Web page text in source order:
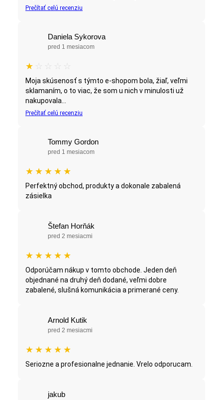
Prečítať celú recenziu
Daniela Sykorova
pred 1 mesiacom
★ ☆ ☆ ☆ ☆
Moja skúsenosť s týmto e-shopom bola, žiaľ, veľmi
sklamaním, o to viac, že som u nich v minulosti už
nakupovala...
Prečítať celú recenziu
Tommy Gordon
pred 1 mesiacom
★ ★ ★ ★ ★
Perfektný obchod, produkty a dokonale zabalená
zásielka
Štefan Horňák
pred 2 mesiacmi
★ ★ ★ ★ ★
Odporúčam nákup v tomto obchode. Jeden deň
objednané na druhý deň dodané, veľmi dobre
zabalené, slušná komunikácia a primerané ceny.
Arnold Kutik
pred 2 mesiacmi
★ ★ ★ ★ ★
Seriozne a profesionalne jednanie. Vrelo odporucam.
jakub